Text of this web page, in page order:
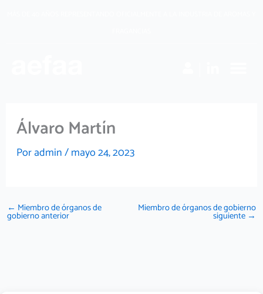
Álvaro Martín
Poradmin/mayo 24, 2023
← Miembro de órganos de
gobierno anterior
Miembro de órganos de gobierno
siguiente →